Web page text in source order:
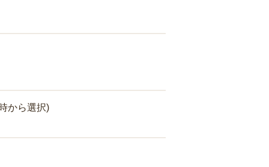
から選択)